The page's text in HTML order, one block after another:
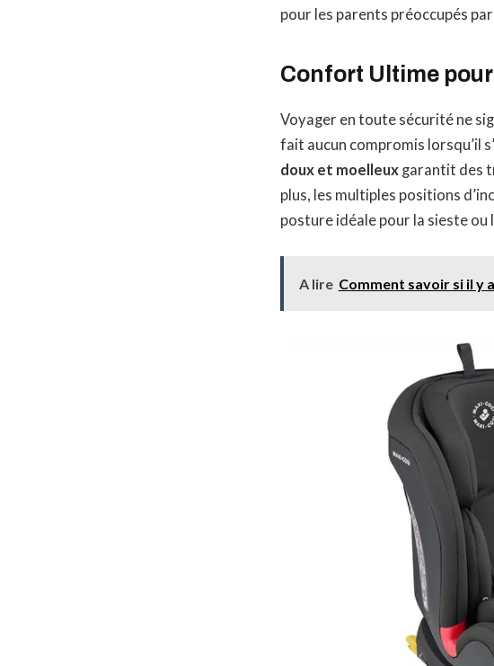
pour les parents préoccupés
Confort Ultime
Voyager en toute sécurité ne
fait aucun compromis lorsqu’il
doux et moelleux garantit des
plus, les multiples positions
posture idéale pour la sieste ou
A lire Comment savoir si il y